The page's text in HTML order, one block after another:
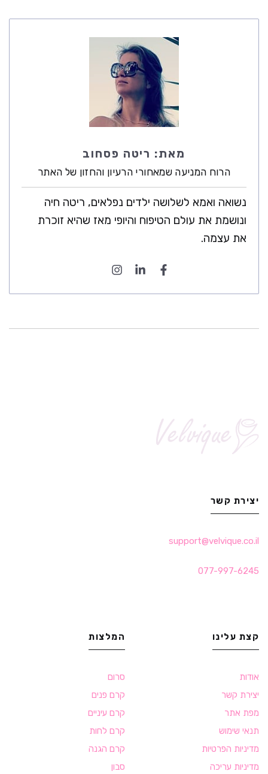
מאת: ריטה פסחוב
הרוח המניעה שמאחורי הרעיון והחזון של האתר
נשואה ואמא לשלושה ילדים נפלאים, ריטה חיה
ונושמת את עולם הטיפוח והיופי מאז שהיא זוכרת
את עצמה.
יצירת קשר
support@velvique.co.il
077-997-6245
קצת עלינו
אודות
יצירת קשר
מפת אתר
תנאי שימוש
מדיניות הפרטיות
מדיניות עריכה
המלצות
סרום
קרם פנים
קרם עיניים
קרם לחות
קרם הגנה
סבון